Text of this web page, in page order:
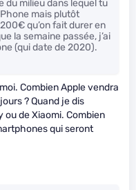
du milieu dans lequel tu
mais plutôt
qu’on fait durer en
la semaine passée, j’ai
(qui date de 2020).
Combien Apple vendra
? Quand je dis
ou de Xiaomi. Combien
qui seront